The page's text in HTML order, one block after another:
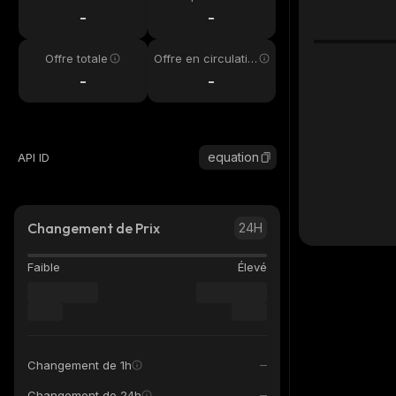
- -
Offre totale
-
Offre en circulatio
-
API ID equation
Changement de Prix 24H
Faible Élevé
Changement de 1h